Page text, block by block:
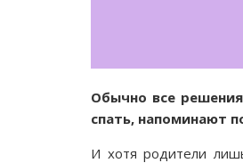
Обычно все
спать, напоминают
И хотя родители